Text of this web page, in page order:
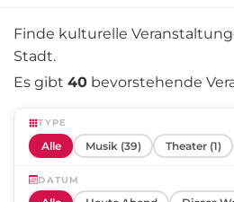
Finde kulturelle
Stadt.
Es gibt 40 bevorstehende
TYPE
Alle Musik (39) Theater (1)
DATUM